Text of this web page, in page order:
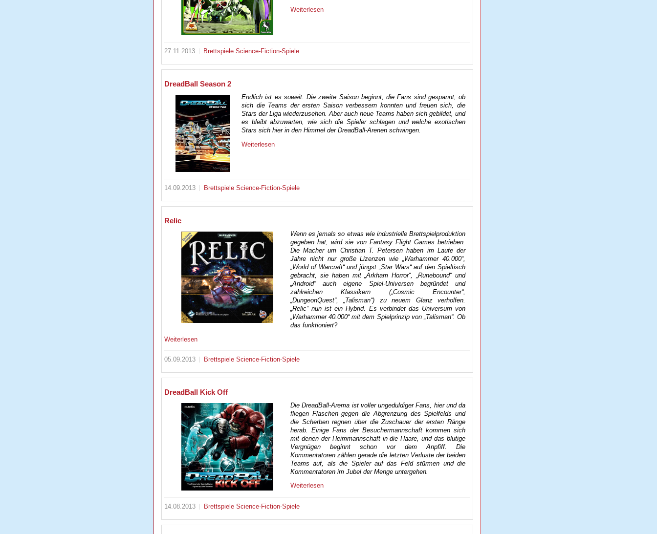
Weiterlesen
27.11.2013 Brettspiele Science-Fiction-Spiele
DreadBall Season 2
Endlich ist es soweit: Die zweite Saison beginnt, die Fans sind gespannt, ob
sich die Teams der ersten Saison verbessern konnten und freuen sich, die
Stars der Liga wiederzusehen. Aber auch neue Teams haben sich gebildet, und
es bleibt abzuwarten, wie sich die Spieler schlagen und welche exotischen
Stars sich hier in den Himmel der DreadBall-Arenen schwingen.
Weiterlesen
14.09.2013 Brettspiele Science-Fiction-Spiele
Relic
Wenn es jemals so etwas wie industrielle Brettspielproduktion
gegeben hat, wird sie von Fantasy Flight Games betrieben.
Die Macher um Christian T. Petersen haben im Laufe der
Jahre nicht nur große Lizenzen wie „Warhammer 40.000“,
„World of Warcraft“ und jüngst „Star Wars“ auf den Spieltisch
gebracht, sie haben mit „Arkham Horror“, „Runebound“ und
„Android“ auch eigene Spiel-Universen begründet und
zahlreichen Klassikern („Cosmic Encounter“,
„DungeonQuest“, „Talisman“) zu neuem Glanz verholfen.
„Relic“ nun ist ein Hybrid. Es verbindet das Universum von
„Warhammer 40.000“ mit dem Spielprinzip von „Talisman“. Ob
das funktioniert?
Weiterlesen
05.09.2013 Brettspiele Science-Fiction-Spiele
DreadBall Kick Off
Die DreadBall-Arema ist voller ungeduldiger Fans, hier und da
fliegen Flaschen gegen die Abgrenzung des Spielfelds und
die Scherben regnen über die Zuschauer der ersten Ränge
herab. Einige Fans der Besuchermannschaft kommen sich
mit denen der Heimmannschaft in die Haare, und das blutige
Vergnügen beginnt schon vor dem Anpfiff. Die
Kommentatoren zählen gerade die letzten Verluste der beiden
Teams auf, als die Spieler auf das Feld stürmen und die
Kommentatoren im Jubel der Menge untergehen.
Weiterlesen
14.08.2013 Brettspiele Science-Fiction-Spiele